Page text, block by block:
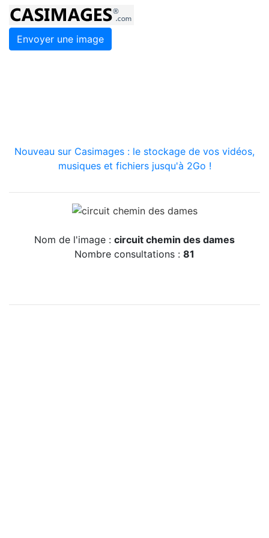
Envoyer une image
Nouveau sur Casimages : le stockage de vos vidéos,
musiques et fichiers jusqu'à 2Go !
Nom de l'image : circuit chemin des dames
Nombre consultations : 81